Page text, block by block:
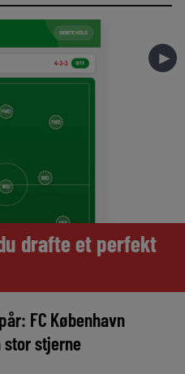
►
drafte et perfekt
FC København
stor stjerne